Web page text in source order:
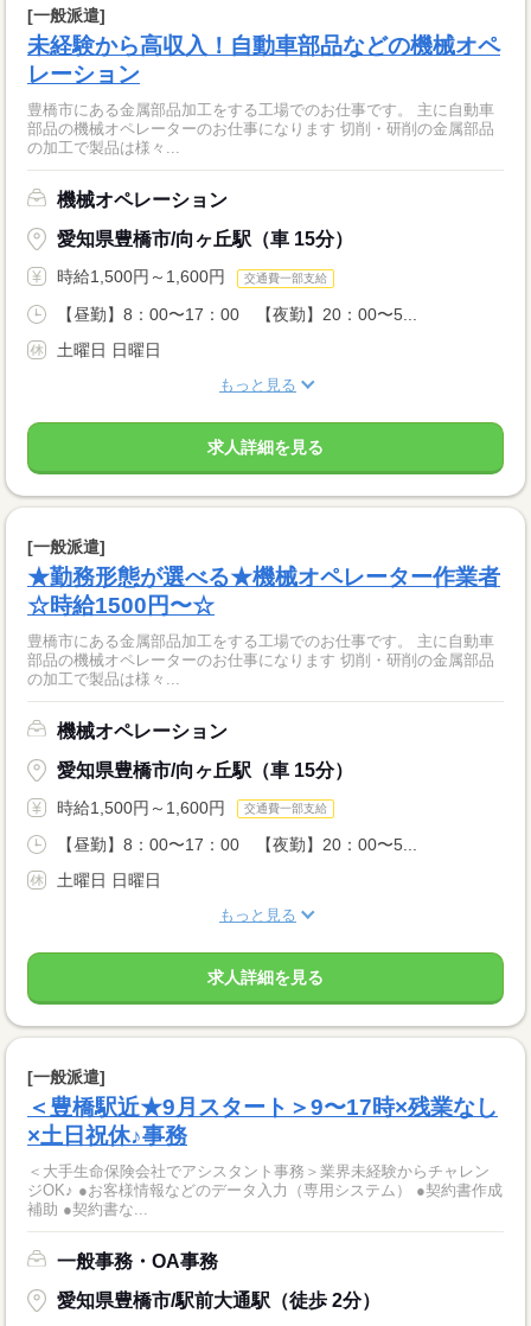
[一般派遣]
未経験から高収入！自動車部品などの機械オペ
レーション
豊橋市にある金属部品加工をする工場でのお仕事です。 主に自動車
部品の機械オペレーターのお仕事になります 切削・研削の金属部品
の加工で製品は様々...
機械オペレーション
愛知県豊橋市/向ヶ丘駅（車 15分）
時給1,500円～1,600円 交通費一部支給
【昼勤】8：00〜17：00 【夜勤】20：00〜5...
土曜日 日曜日
もっと見る
求人詳細を見る
[一般派遣]
★勤務形態が選べる★機械オペレーター作業者
☆時給1500円〜☆
豊橋市にある金属部品加工をする工場でのお仕事です。 主に自動車
部品の機械オペレーターのお仕事になります 切削・研削の金属部品
の加工で製品は様々...
機械オペレーション
愛知県豊橋市/向ヶ丘駅（車 15分）
時給1,500円～1,600円 交通費一部支給
【昼勤】8：00〜17：00 【夜勤】20：00〜5...
土曜日 日曜日
もっと見る
求人詳細を見る
[一般派遣]
＜豊橋駅近★9月スタート＞9〜17時×残業なし
×土日祝休♪事務
＜大手生命保険会社でアシスタント事務＞業界未経験からチャレン
ジOK♪ ●お客様情報などのデータ入力（専用システム） ●契約書作成
補助 ●契約書な...
一般事務・OA事務
愛知県豊橋市/駅前大通駅（徒歩 2分）